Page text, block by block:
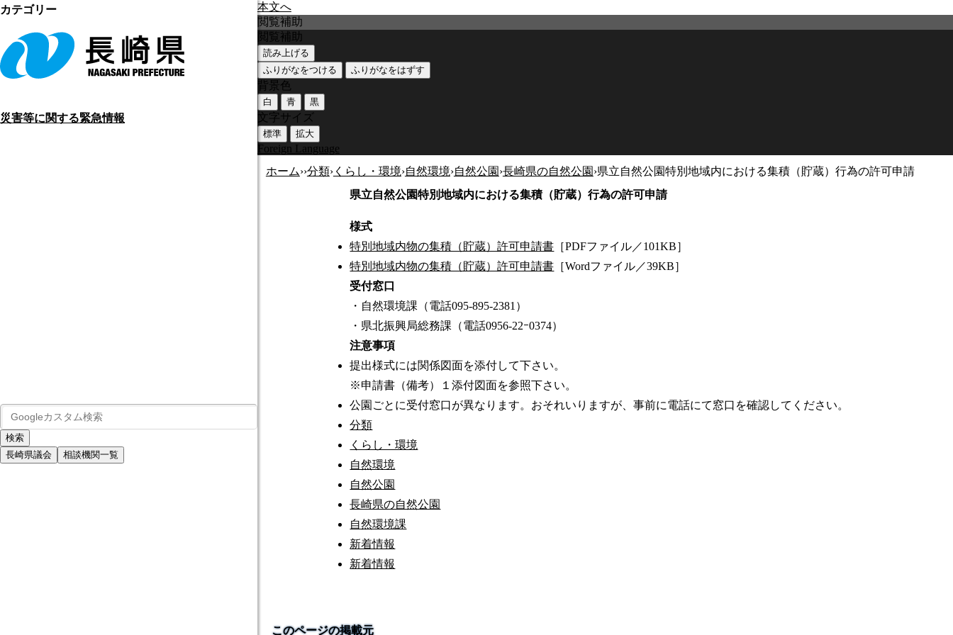
本文へ
災害等に関する緊急情報
長崎県議会 相談機関一覧
閲覧補助
閲覧補助
読み上げる
ふりがなをつける
ふりがなをはずす
背景色
白 青 黒
文字サイズ
標準 拡大
Foreign Language
ホーム››分類›くらし・環境›自然環境›自然公園 ›長崎県の自然公園 ›県立自然公園特別地域内における集積（貯蔵）行為の許可申請
県立自然公園特別地域内における集積（貯蔵）行為の許可申請
様式
特別地域内物の集積（貯蔵）許可申請書 ［PDFファイル／101KB］
特別地域内物の集積（貯蔵）許可申請書 ［Wordファイル／39KB］
受付窓口
・自然環境課（電話095-895-2381）
・県北振興局総務課（電話0956-22ｰ0374）
注意事項
提出様式には関係図面を添付して下さい。
※申請書（備考）１添付図面を参照下さい。
公園ごとに受付窓口が異なります。おそれいりますが、事前に電話にて窓口を確認してください。
カテゴリー
分類
くらし・環境
自然環境
自然公園
長崎県の自然公園
自然環境課
新着情報
新着情報
このページの掲載元